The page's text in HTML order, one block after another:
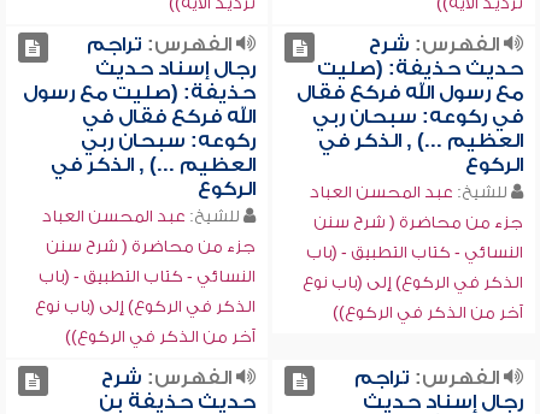
الفهرس: شرح
حديث حذيفة: (صليت
مع رسول الله فركع فقال
في ركوعه: سبحان ربي
العظيم ...) , الذكر في
الركوع
للشيخ: عبد المحسن العباد
جزء من محاضرة ( شرح سنن
النسائي - كتاب التطبيق - (باب
الذكر في الركوع) إلى (باب نوع
آخر من الذكر في الركوع))
الفهرس: تراجم
رجال إسناد حديث
حذيفة: (صليت مع رسول
الله فركع فقال في
ركوعه: سبحان ربي
العظيم ...) , الذكر في
الركوع
للشيخ: عبد المحسن العباد
جزء من محاضرة ( شرح سنن
النسائي - كتاب التطبيق - (باب
الذكر في الركوع) إلى (باب نوع
آخر من الذكر في الركوع))
الفهرس: تراجم
رجال إسناد حديث
الفهرس: شرح
حديث حذيفة بن